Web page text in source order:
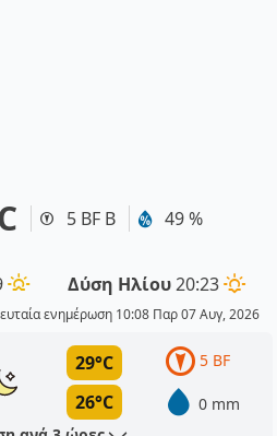
5 BF Β 49 %
Δύση Ηλίου20:23
ενημέρωση 10:08 Παρ 07 Αυγ, 2026
29°C
26°C
5 BF
0 mm